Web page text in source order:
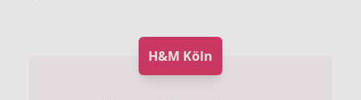
H&M Köln